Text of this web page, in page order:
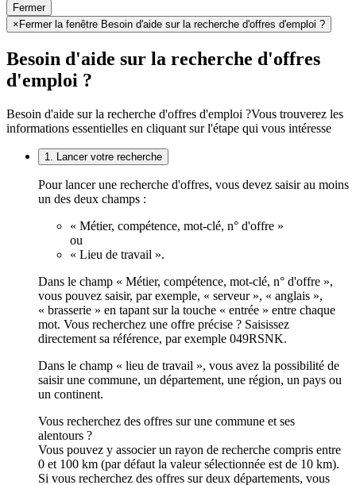
Fermer
× Fermer la fenêtre Besoin d'aide sur la recherche d'offres d'emploi ?
Besoin d'aide sur la recherche d'offres
d'emploi ?
Besoin d'aide sur la recherche d'offres d'emploi ?Vous trouverez les
informations essentielles en cliquant sur l'étape qui vous intéresse
1. Lancer votre recherche
Pour lancer une recherche d'offres, vous devez saisir au moins
un des deux champs :
« Métier, compétence, mot-clé, n° d'offre »
ou
« Lieu de travail ».
Dans le champ « Métier, compétence, mot-clé, n° d'offre »,
vous pouvez saisir, par exemple, « serveur », « anglais »,
« brasserie » en tapant sur la touche « entrée » entre chaque
mot. Vous recherchez une offre précise ? Saisissez
directement sa référence, par exemple 049RSNK.
Dans le champ « lieu de travail », vous avez la possibilité de
saisir une commune, un département, une région, un pays ou
un continent.
Vous recherchez des offres sur une commune et ses
alentours ?
Vous pouvez y associer un rayon de recherche compris entre
0 et 100 km (par défaut la valeur sélectionnée est de 10 km).
Si vous recherchez des offres sur deux départements, vous